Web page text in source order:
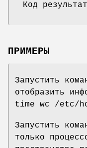
Код
ПРИМЕРЫ
Запустить
отобразить
time wc /etc/
Запустить
только